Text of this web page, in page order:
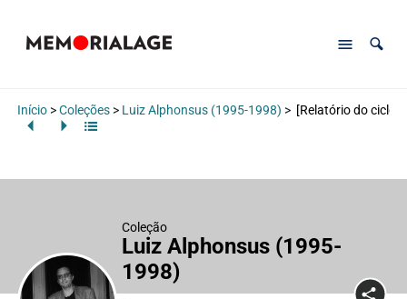
Início>Coleções> Luiz Alphonsus (1995-1998) > [Relatório do ciclo
Coleção
Luiz Alphonsus (1995-
1998)